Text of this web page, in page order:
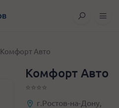
Комфорт Авто
Комфорт Авто
⭐️⭐️⭐️⭐️
г.Ростов-на-Дону,